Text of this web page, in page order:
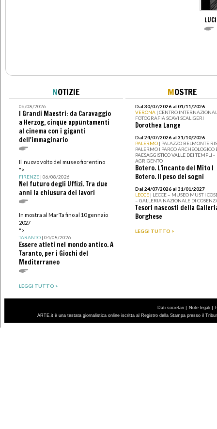
NOTIZIE
06/08/2026
I Grandi Maestri: da Caravaggio
a Herzog, cinque appuntamenti
al cinema con i giganti
dell'immaginario
Il nuovo volto del museo fiorentino
">
FIRENZE| 06/08/2026
Nel futuro degli Uffizi. Tra due
anni la chiusura dei lavori
In mostra al MarTa fino al 10 gennaio
2027
">
TARANTO| 04/08/2026
Essere atleti nel mondo antico. A
Taranto, per i Giochi del
Mediterraneo
LEGGI TUTTO >
MOSTRE
Dal 30/07/2026 al 01/11/2026
VERONA | CENTRO
FOTOGRAFIA SCAVI SCALIGERI
Dorothea Lange
Dal 24/07/2026 al 31/10/2026
PALERMO | PALAZZO BELMONTE
PALERMO I PARCO ARCHEOLOGICO
PAESAGGISTICO VALLE DEI TEMPLI -
AGRIGENTO
Botero. L’incanto del Mito I
Botero. Il peso dei sogni
Dal 24/07/2026 al 31/01/2027
LECCE | LECCE – MUSEO MUST I
– GALLERIA NAZIONALE DI
Tesori nascosti della
Borghese
LEGGI TUTTO >
Dati societari | Note legali |
ARTE.it è una testata giornalistica online iscritta al Registro della Stampa presso il